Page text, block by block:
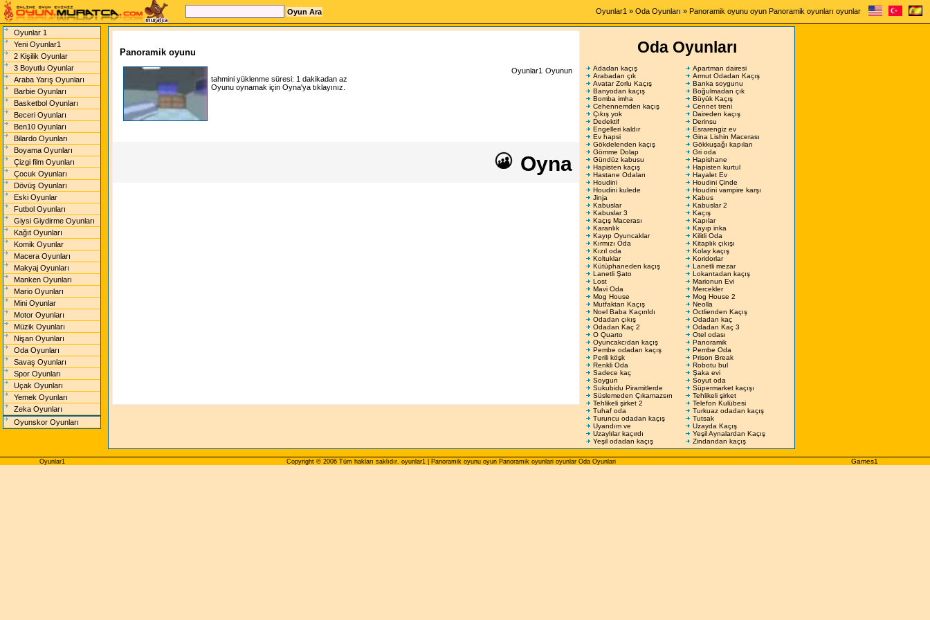
Oyunlar1 » Oda Oyunları » Panoramik oyunu oyun Panoramik oyunları oyunlar
Oyunlar 1
Yeni Oyunlar1
2 Kişilik Oyunlar
3 Boyutlu Oyunlar
Araba Yarış Oyunları
Barbie Oyunları
Basketbol Oyunları
Beceri Oyunları
Ben10 Oyunları
Bilardo Oyunları
Boyama Oyunları
Çizgi film Oyunları
Çocuk Oyunları
Dövüş Oyunları
Eski Oyunlar
Futbol Oyunları
Giysi Giydirme Oyunları
Kağıt Oyunları
Komik Oyunlar
Macera Oyunları
Makyaj Oyunları
Manken Oyunları
Mario Oyunları
Mini Oyunlar
Motor Oyunları
Müzik Oyunları
Nişan Oyunları
Oda Oyunları
Savaş Oyunları
Spor Oyunları
Uçak Oyunları
Yemek Oyunları
Zeka Oyunları
Oyunskor Oyunları
Panoramik oyunu
Oyunlar1 Oyunun
tahmini yüklenme süresi: 1 dakikadan az
Oyunu oynamak için Oyna'ya tıklayınız.
Oyna
Oda Oyunları
Adadan kaçış
Apartman dairesi
Arabadan çık
Armut Odadan Kaçış
Avatar Zorlu Kaçış
Banka soygunu
Banyodan kaçış
Boğulmadan çık
Bomba imha
Büyük Kaçış
Cehennemden kaçış
Cennet treni
Çıkış yok
Daireden kaçış
Dedektif
Derinsu
Engelleri kaldır
Esrarengiz ev
Ev hapsi
Gina Lishin Macerası
Gökdelenden kaçış
Gökkuşağı kapıları
Gömme Dolap
Gri oda
Gündüz kabusu
Hapishane
Hapisten kaçış
Hapisten kurtul
Hastane Odaları
Hayalet Ev
Houdini
Houdini Çinde
Houdini kulede
Houdini vampire karşı
Jinja
Kabus
Kabuslar
Kabuslar 2
Kabuslar 3
Kaçış
Kaçış Macerası
Kapılar
Karanlık
Kayıp inka
Kayıp Oyuncaklar
Kilitli Oda
Kırmızı Oda
Kitaplık çıkışı
Kızıl oda
Kolay kaçış
Koltuklar
Koridorlar
Kütüphaneden kaçış
Lanetli mezar
Lanetli Şato
Lokantadan kaçış
Lost
Marionun Evi
Mavi Oda
Mercekler
Mog House
Mog House 2
Mutfaktan Kaçış
Neolla
Noel Baba Kaçırıldı
Octlienden Kaçış
Odadan çıkış
Odadan kaç
Odadan Kaç 2
Odadan Kaç 3
O Quarto
Otel odası
Oyuncakcıdan kaçış
Panoramik
Pembe odadan kaçış
Pembe Oda
Perili köşk
Prison Break
Renkli Oda
Robotu bul
Sadece kaç
Şaka evi
Soygun
Soyut oda
Sukubidu Piramitlerde
Süpermarket kaçışı
Süslemeden Çıkamazsın
Tehlikeli şirket
Tehlikeli şirket 2
Telefon Kulübesi
Tuhaf oda
Turkuaz odadan kaçış
Turuncu odadan kaçış
Tutsak
Uyandım ve
Uzayda Kaçış
Uzaylılar kaçırdı
Yeşil Aynalardan Kaçış
Yeşil odadan kaçış
Zindandan kaçış
Oyunlar1 Copyright © 2006 Tüm hakları saklıdır. oyunlar1 | Panoramik oyunu oyun Panoramik oyunlari oyunlar Oda Oyunlari Games1